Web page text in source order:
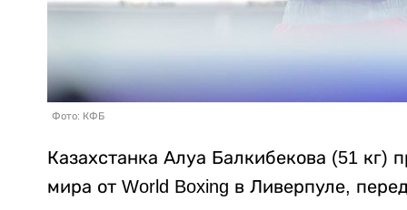
Фото: КФБ
Казахстанка Алуа Балкибекова (51 кг)
мира от World Boxing в Ливерпуле,